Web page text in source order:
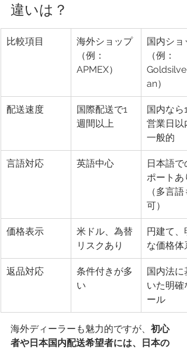
違いは？
比較項目
海外ショップ
（例：
APMEX）
国内ショ
（例：
an）
配送速度
国際配送で1
週間以上
国内なら1
営業日以
一般的
言語対応 英語中心
日本語で
ポートあ
（多言語
可）
価格表示
米ドル、為替
リスクあり
円建て、
な価格体
返品対応
条件付きが多
い
国内法に
いた明確
ール
海外ディーラーも魅力的ですが、 初心
者や日本国内配送希望者には、日本の